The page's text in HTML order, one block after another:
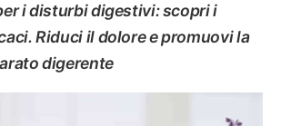
i disturbi digestivi: scopri i
Riduci il dolore e promuovi la
digerente